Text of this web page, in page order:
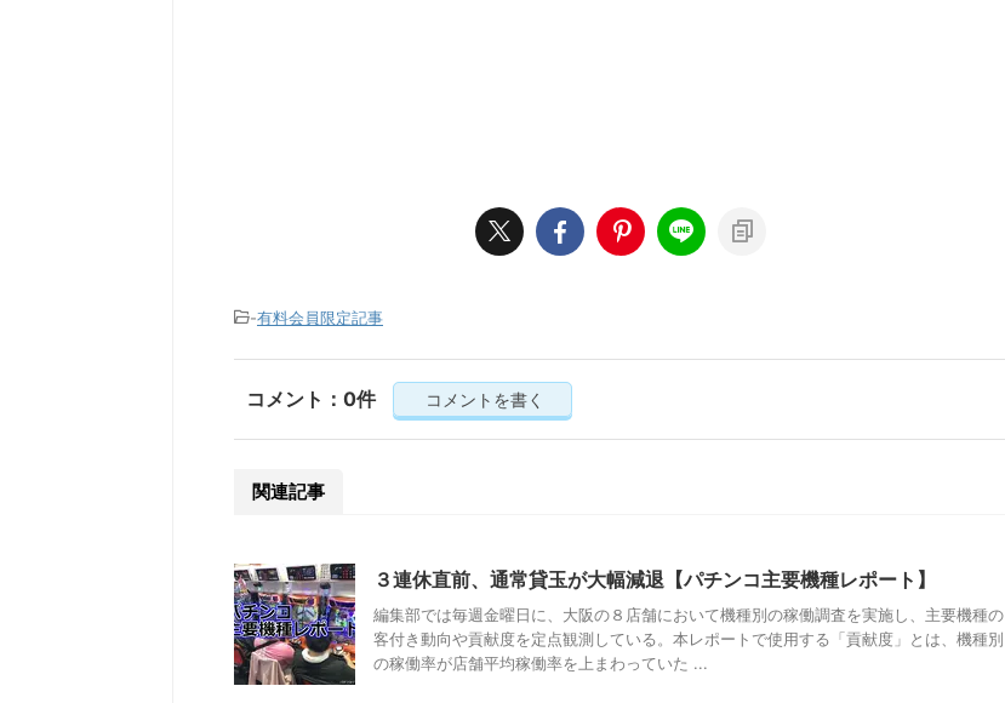
-有料会員限定記事
コメント：0件 コメントを書く
関連記事
３連休直前、通常貸玉が大幅減退【パチンコ主要機種レポート】
編集部では毎週金曜日に、大阪の８店舗において機種別の稼働調査を実施し、主要機種の
客付き動向や貢献度を定点観測している。本レポートで使用する「貢献度」とは、機種別
の稼働率が店舗平均稼働率を上まわっていた ...